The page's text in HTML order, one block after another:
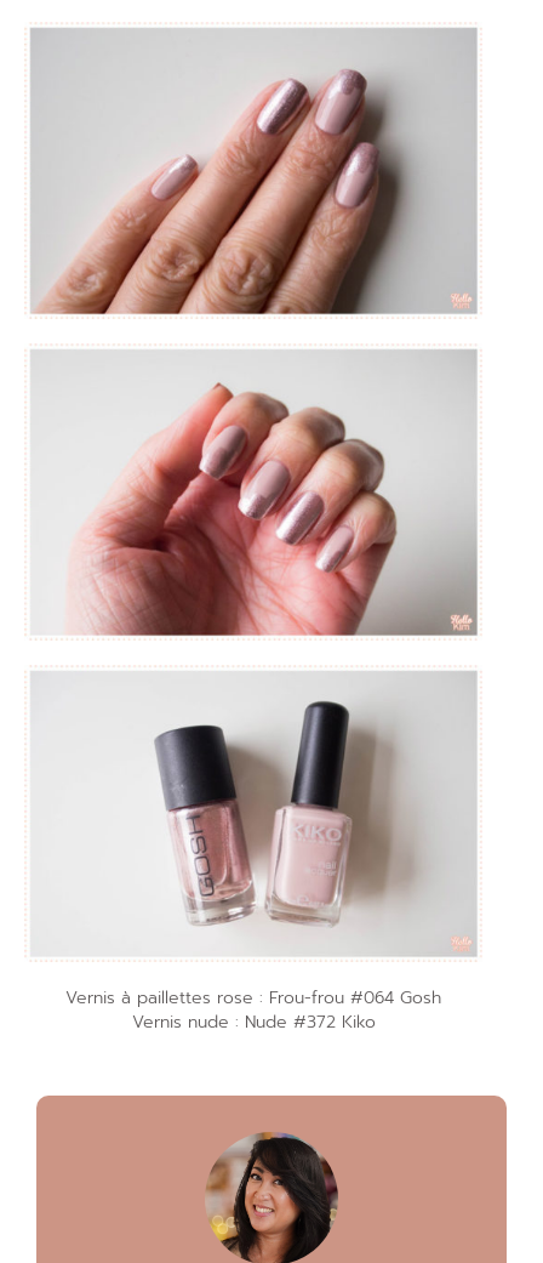
Vernis à paillettes rose : Frou-frou #064 Gosh
Vernis nude : Nude #372 Kiko